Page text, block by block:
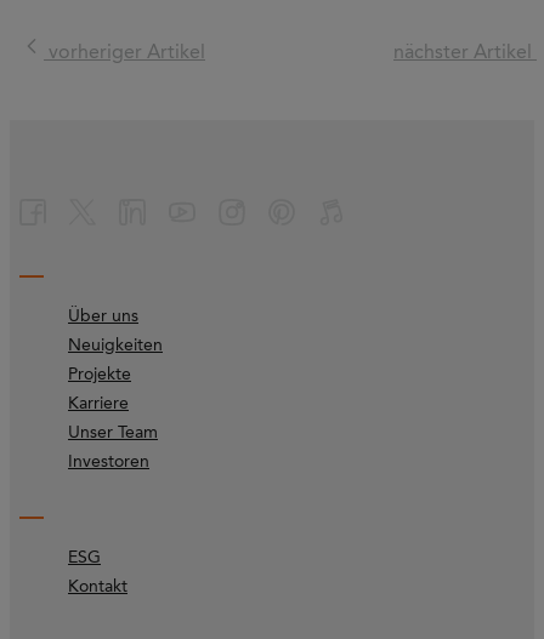
vorheriger Artikel nächster Artikel
Über uns
Neuigkeiten
Projekte
Karriere
Unser Team
Investoren
ESG
Kontakt